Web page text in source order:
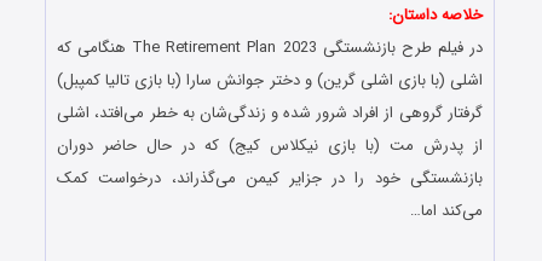
خلاصه داستان:
در فیلم طرح بازنشستگی The Retirement Plan 2023 هنگامی که
اشلی (با بازی اشلی گرین) و دختر جوانش سارا (با بازی تالیا کمپبل)
گرفتار گروهی از افراد شرور شده و زندگی‌شان به خطر می‌افتد، اشلی
از پدرش مت (با بازی نیکلاس کیج) که در حال حاضر دوران
بازنشستگی خود را در جزایر کیمن می‌گذراند، درخواست کمک
می‌کند اما…